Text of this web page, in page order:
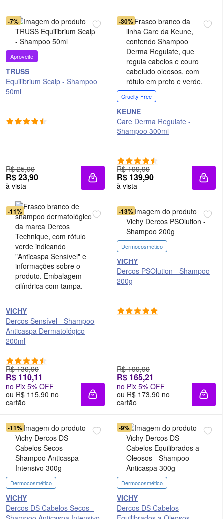
-7%
Aproveite
TRUSS
Equilibrium Scalp - Shampoo
50ml
R$ 25,90
R$ 23,90
à vista Adicionar à sacola
-30%
Cruelty Free
KEUNE
Care Derma Regulate -
Shampoo 300ml
R$ 199,90
R$ 139,90
à vista
-11%
VICHY
Dercos Sensível - Shampoo
Anticaspa Dermatológico
200ml
R$ 130,90
R$ 110,11
no Pix 5% OFF
ou R$ 115,90 no
cartão
Adicionar à sacola
-13%
Dermocosmético
VICHY
Dercos PSOlution - Shampoo
200g
R$ 199,90
R$ 165,21
no Pix 5% OFF
ou R$ 173,90 no
cartão
-11%
Dermocosmético
VICHY
Dercos DS Cabelos Secos -
-9%
Dermocosmético
VICHY
Dercos DS Cabelos